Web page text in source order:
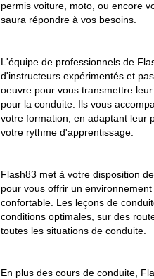
permis voiture, moto, ou encore
saura répondre à vos besoins.
L'équipe de professionnels de
d'instructeurs expérimentés et
oeuvre pour vous transmettre
pour la conduite. Ils vous
votre formation, en adaptant leur
votre rythme d'apprentissage.
Flash83 met à votre disposition
pour vous offrir un
confortable. Les leçons de
conditions optimales, sur des
toutes les situations de conduite.
En plus des cours de conduite,